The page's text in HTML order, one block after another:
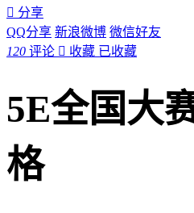
 分享
QQ分享 新浪微博 微信好友
120 评论  收藏 已收藏
5E全国大
格